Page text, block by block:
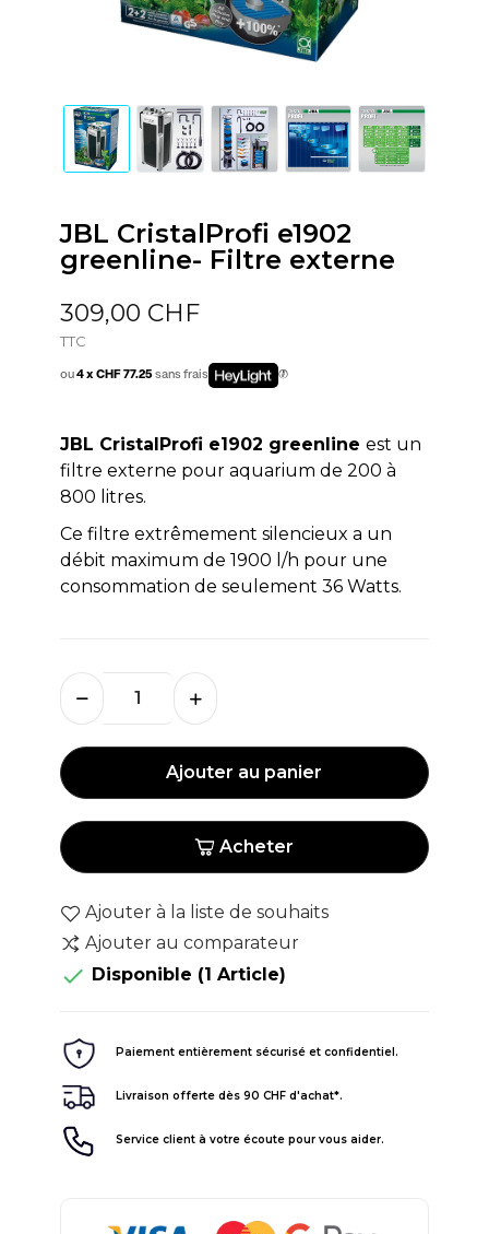
JBL CristalProfi e1902
greenline- Filtre externe
309,00 CHF
TTC
ou4 x CHF 77.25sans frais
JBL CristalProfi e1902 greenline est un
filtre externe pour aquarium de 200 à
800 litres.
Ce filtre extrêmement silencieux a un
débit maximum de 1900 l/h pour une
consommation de seulement 36 Watts.
Ajouter au panier
Acheter
Ajouter à la liste de souhaits
Ajouter au comparateur
 Disponible (1 Article)
Paiement entièrement sécurisé et confidentiel.
Livraison offerte dès 90 CHF d'achat*.
Service client à votre écoute pour vous aider.